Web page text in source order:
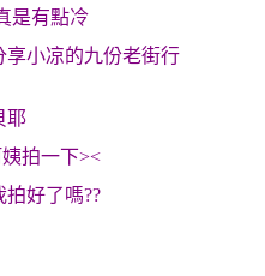
是有點冷
享小凉的九份老街行
耶
拍一下><
好了嗎??